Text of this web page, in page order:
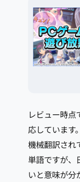
レビュー時点
応しています
機械翻訳され
単語ですが、
いと意味が分